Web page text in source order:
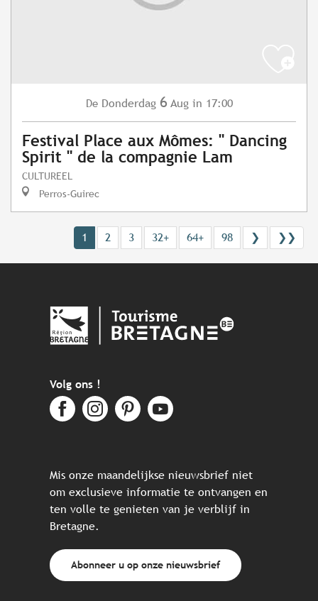
De Donderdag 6 Aug in 17:00
Festival Place aux Mômes: " Dancing
Spirit " de la compagnie Lam
CULTUREEL
Perros-Guirec
1 2 3 32+ 64+ 98 ❯ ❯❯
Volg ons !
Mis onze maandelijkse nieuwsbrief niet
om exclusieve informatie te ontvangen en
ten volle te genieten van je verblijf in
Bretagne.
Abonneer u op onze nieuwsbrief